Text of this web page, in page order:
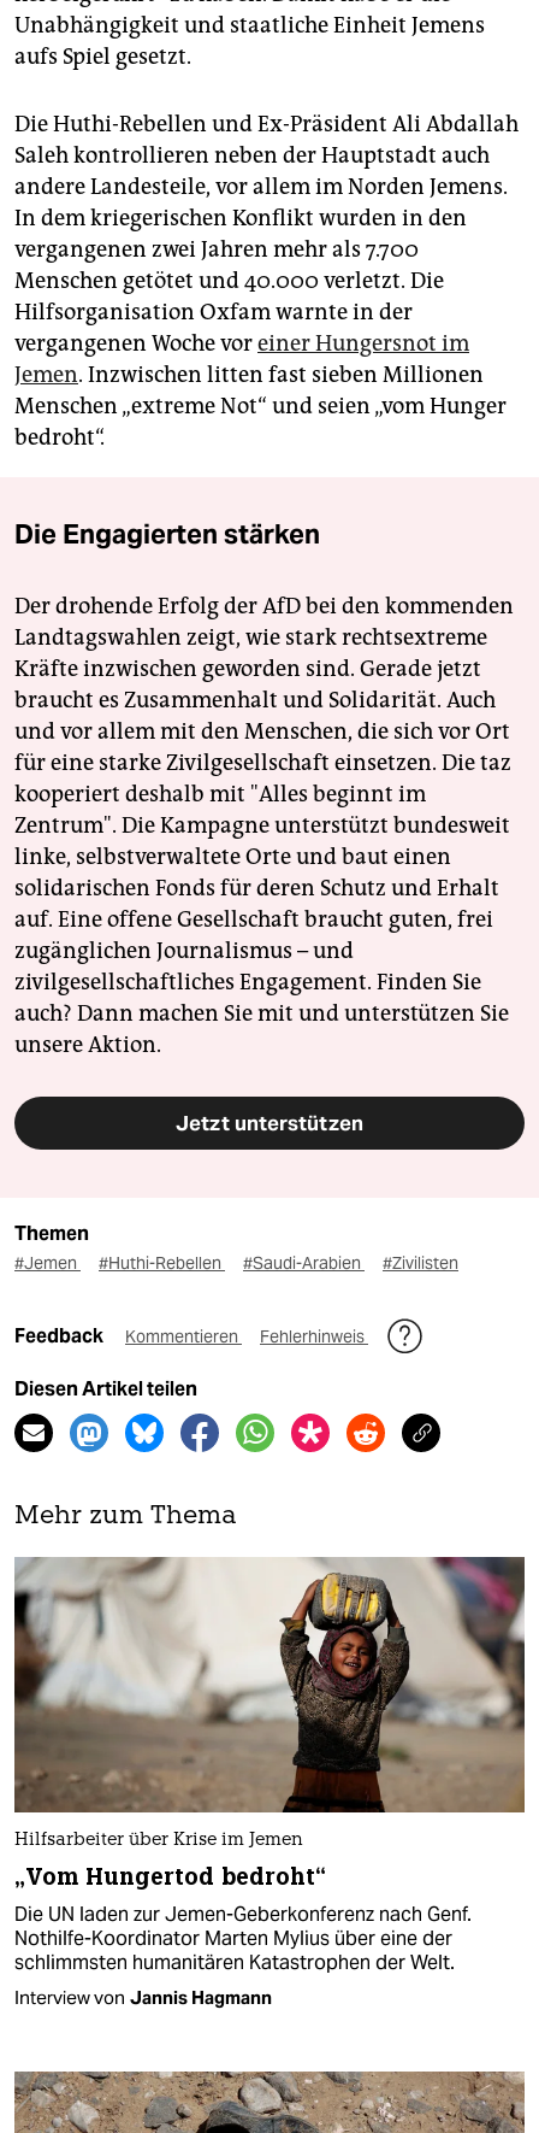
Unabhängigkeit und staatliche Einheit Jemens
aufs Spiel gesetzt.
Die Huthi-Rebellen und Ex-Präsident Ali Abdallah
Saleh kontrollieren neben der Hauptstadt auch
andere Landesteile, vor allem im Norden Jemens.
In dem kriegerischen Konflikt wurden in den
vergangenen zwei Jahren mehr als 7.700
Menschen getötet und 40.000 verletzt. Die
Hilfsorganisation Oxfam warnte in der
vergangenen Woche voreiner Hungersnot im
Jemen. Inzwischen litten fast sieben Millionen
Menschen „extreme Not“ und seien „vom Hunger
bedroht“.
Die Engagierten stärken
Der drohende Erfolg der AfD bei den kommenden
Landtagswahlen zeigt, wie stark rechtsextreme
Kräfte inzwischen geworden sind. Gerade jetzt
braucht es Zusammenhalt und Solidarität. Auch
und vor allem mit den Menschen, die sich vor Ort
für eine starke Zivilgesellschaft einsetzen. Die taz
kooperiert deshalb mit "Alles beginnt im
Zentrum". Die Kampagne unterstützt bundesweit
linke, selbstverwaltete Orte und baut einen
solidarischen Fonds für deren Schutz und Erhalt
auf. Eine offene Gesellschaft braucht guten, frei
zugänglichen Journalismus – und
zivilgesellschaftliches Engagement. Finden Sie
auch? Dann machen Sie mit und unterstützen Sie
unsere Aktion.
Jetzt unterstützen
Themen
#Jemen #Huthi-Rebellen #Saudi-Arabien #Zivilisten
Feedback Kommentieren Fehlerhinweis
Diesen Artikel teilen
Mehr zum Thema
Hilfsarbeiter über Krise im Jemen
„Vom Hungertod bedroht“
Die UN laden zur Jemen-Geberkonferenz nach Genf.
Nothilfe-Koordinator Marten Mylius über eine der
schlimmsten humanitären Katastrophen der Welt.
Interview von Jannis Hagmann